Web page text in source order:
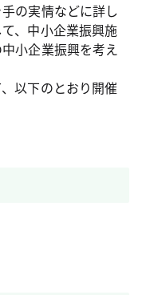
の実情などに詳し
、中小企業振興施
小企業振興を考え
以下のとおり開催